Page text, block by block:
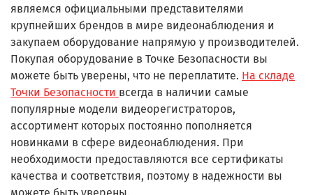
являемся официальными представителями
крупнейших брендов в мире видеонаблюдения и
закупаем оборудование напрямую у производителей.
Покупая оборудование в Точке Безопасности вы
можете быть уверены, что не переплатите. На складе
Точки Безопасности всегда в наличии самые
популярные модели видеорегистраторов,
ассортимент которых постоянно пополняется
новинками в сфере видеонаблюдения. При
необходимости предоставляются все сертификаты
качества и соответствия, поэтому в надежности вы